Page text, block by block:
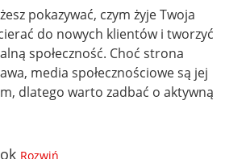
pokazywać, czym żyje Twoja
do nowych klientów i tworzyć
społeczność. Choć strona
media społecznościowe są jej
dlatego warto zadbać o aktywną